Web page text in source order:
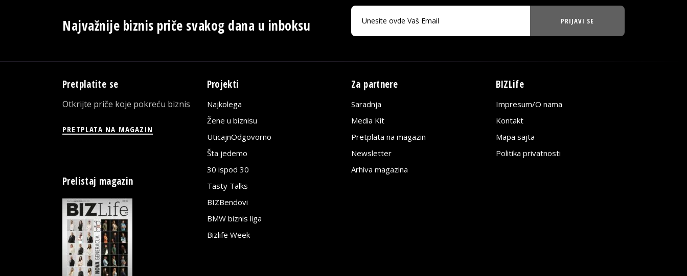
Najvažnije biznis priče svakog dana u inboksu PRIJAVI SE
Pretplatite se
Otkrijte priče koje pokreću biznis
PRETPLATA NA MAGAZIN
Prelistaj magazin
Projekti
Najkolega
Žene u biznisu
UticajnOdgovorno
Šta jedemo
30 ispod 30
Tasty Talks
BIZBendovi
BMW biznis liga
Bizlife Week
Za partnere
Saradnja
Media Kit
Pretplata na magazin
Newsletter
Arhiva magazina
BIZLife
Impresum/O nama
Kontakt
Mapa sajta
Politika privatnosti